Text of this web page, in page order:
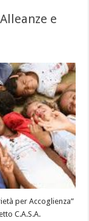
e
per Accoglienza”
C.A.S.A.